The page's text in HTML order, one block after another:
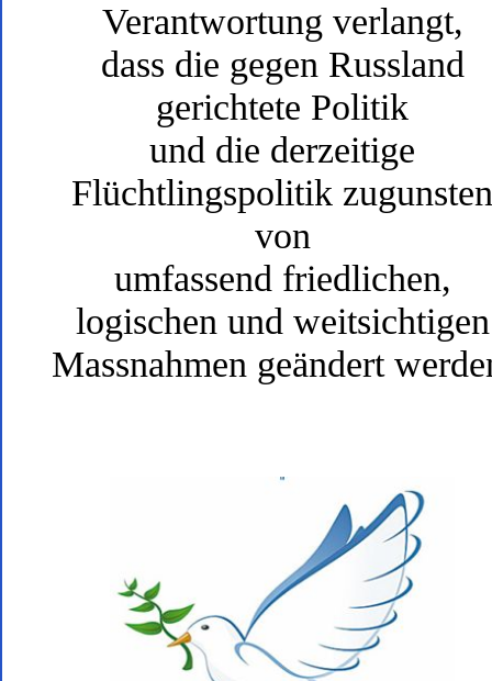
Verantwortung verlangt,
dass die gegen Russland
gerichtete Politik
und die derzeitige
Flüchtlingspolitik zugunsten
von
umfassend friedlichen,
logischen und weitsichtigen
Massnahmen geändert